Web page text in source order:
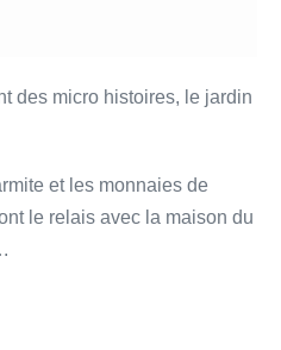
des micro histoires, le jardin
et les monnaies de
le relais avec la maison du